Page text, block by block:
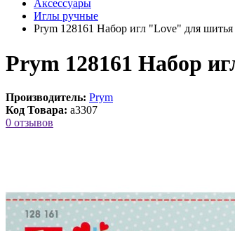
Аксессуары
Иглы ручные
Prym 128161 Набор игл "Love" для
Prym 128161 Набор
Производитель: Prym
Код Товара: a3307
0 отзывов